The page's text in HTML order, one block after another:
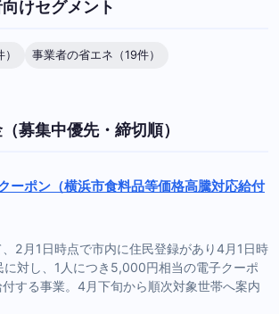
けセグメント
事業者の省エネ（19件）
募集中優先・締切順）
ーポン（横浜市食料品等価格高騰対応給付
2月1日時点で市内に住民登録があり4月1日時
に対し、1人につき5,000円相当の電子クーポ
する事業。4月下旬から順次対象世帯へ案内